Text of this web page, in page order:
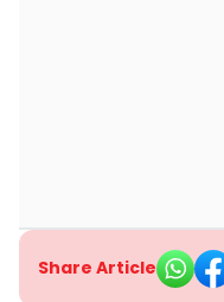
Share Article